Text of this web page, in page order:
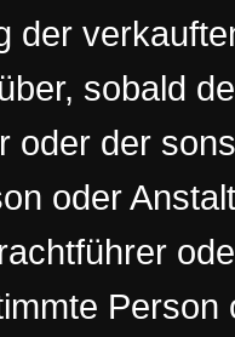
der
sobald
oder der
oder